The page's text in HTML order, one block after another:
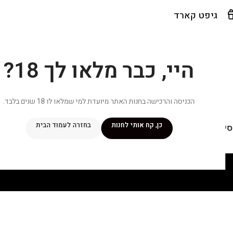
היי, כבר מלאו לך 18?
הכניסה והרכישה בחנות האתר מיועדת למי שמלאו לו 18 שנים בלבד.
כן, קח אותי לחנות בחזרה לעמוד הבית
גיפט קארד
שלי מתכוניםמנוי ״אליטה פלוס״חנותפרסומים במדיה